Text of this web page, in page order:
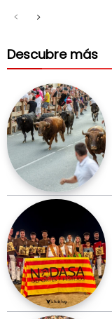
Descubre más